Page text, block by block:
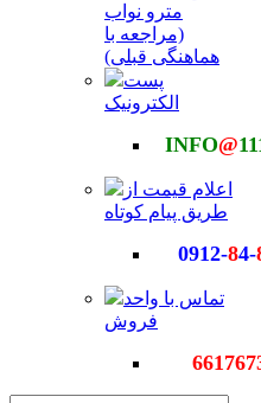
مترو نواب
(مراجعه با
هماهنگی قبلی)
پست
الکترونیک
INFO@
اعلام قیمت از
طریق پیام کوتاه
0912-84-
تماس با واحد
فروش